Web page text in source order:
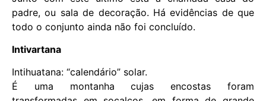
padre, ou sala de decoração. Há evidências de que
todo o conjunto ainda não foi concluído.
Intivartana
Intihuatana: “calendário” solar.
É uma montanha cujas encostas foram